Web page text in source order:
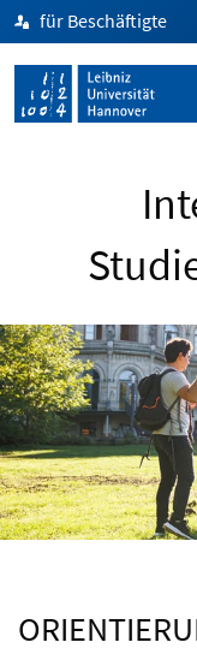
für Beschäftigte